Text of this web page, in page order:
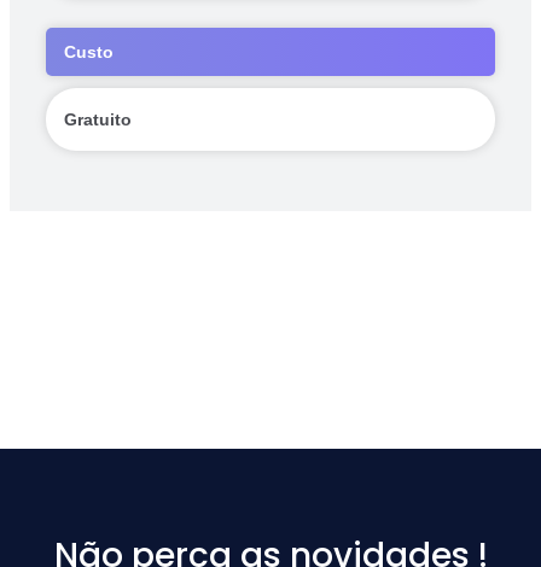
Custo
Gratuito
Não perca as novidades !